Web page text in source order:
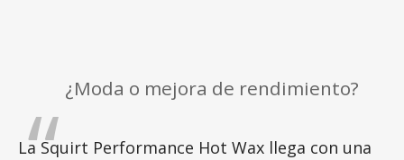
¿Moda o mejora de rendimiento?
La Squirt Performance Hot Wax llega con una